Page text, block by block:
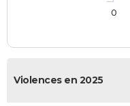
0
Violences en 2025